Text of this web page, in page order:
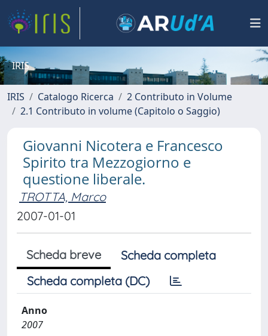
IRIS
IRIS Catalogo Ricerca
2 Contributo in Volume
2.1 Contributo in volume (Capitolo o Saggio)
Giovanni Nicotera e Francesco
Spirito tra Mezzogiorno e
questione liberale.
TROTTA, Marco
2007-01-01
Scheda breve
Scheda completa
Scheda completa (DC)
Anno
2007